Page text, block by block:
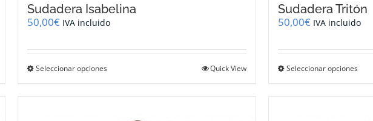
Sudadera Isabelina
50,00€ IVA incluido
Seleccionar opciones Quick View
Sudadera Tritón
50,00€ IVA incluido
Seleccionar opcionesEste